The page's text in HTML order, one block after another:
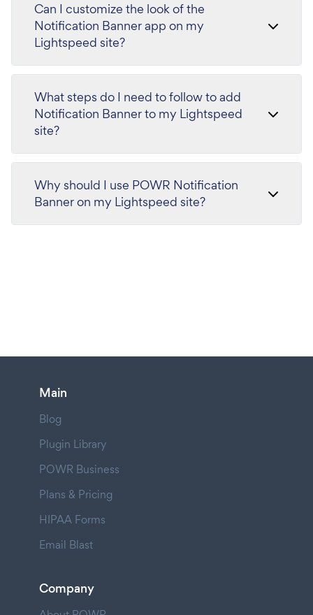
Can I customize the look of the
Notification Banner app on my
Lightspeed site?
What steps do I need to follow to add
Notification Banner to my Lightspeed
site?
Why should I use POWR Notification
Banner on my Lightspeed site?
Main
Blog
Plugin Library
POWR Business
Plans & Pricing
HIPAA Forms
Email Blast
Company